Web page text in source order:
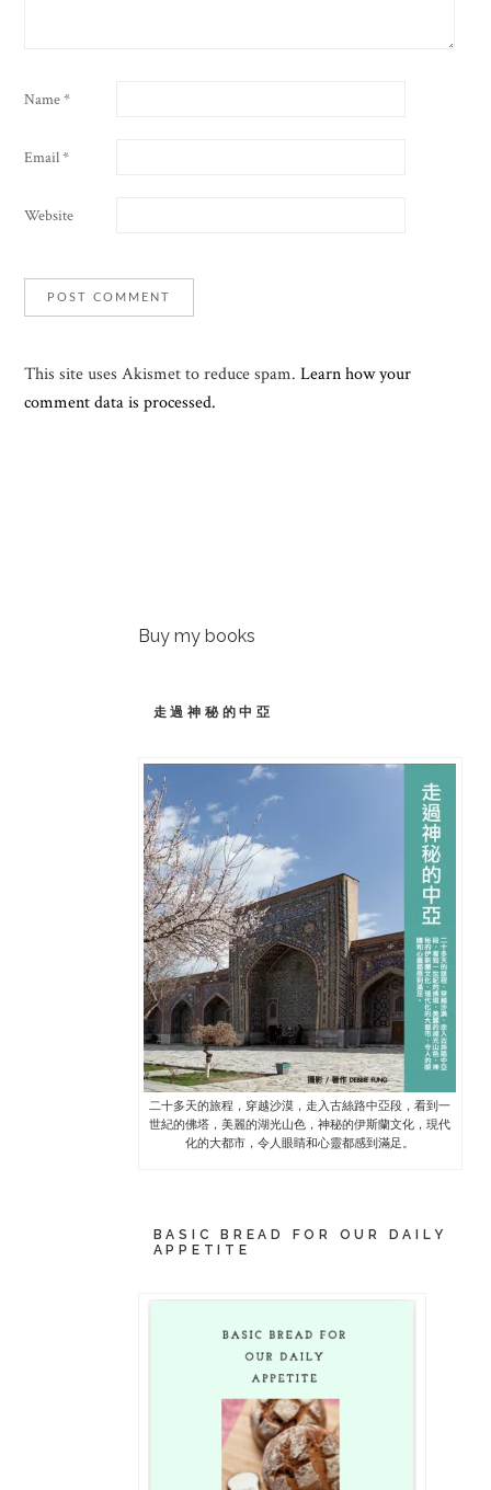
Name*
Email*
Website
This site uses Akismet to reduce spam.Learn how your
comment data is processed.
Buy my books
走過神秘的中亞
二十多天的旅程，穿越沙漠，走入古絲路中亞段，看到一
世紀的佛塔，美麗的湖光山色，神秘的伊斯蘭文化，現代
化的大都市，令人眼睛和心靈都感到滿足。
BASIC BREAD FOR OUR DAILY
APPETITE